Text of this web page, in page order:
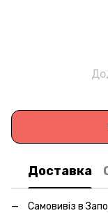
Доставка
Самовивіз в